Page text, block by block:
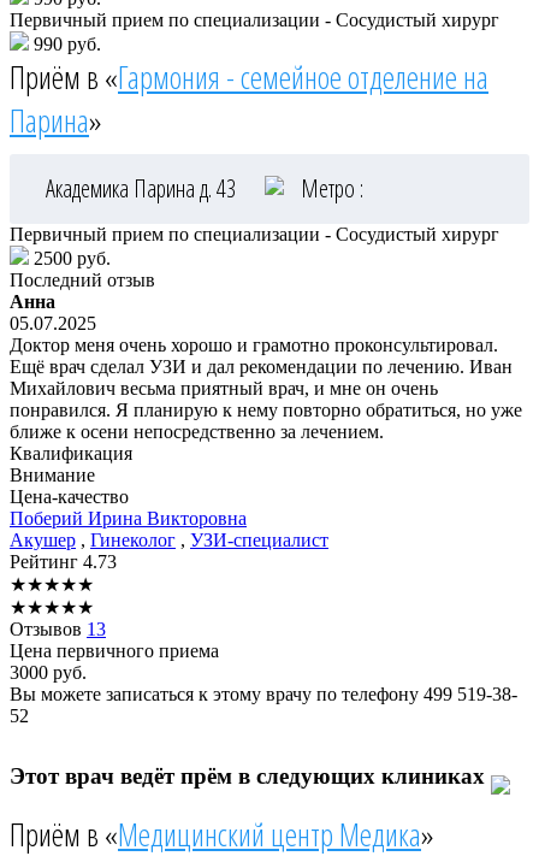
Первичный прием по специализации - Сосудистый хирург
990 руб.
Приём в «Гармония - семейное отделение на
Парина»
Академика Парина д. 43 Метро :
Первичный прием по специализации - Сосудистый хирург
2500 руб.
Последний отзыв
Анна
05.07.2025
Доктор меня очень хорошо и грамотно проконсультировал.
Ещё врач сделал УЗИ и дал рекомендации по лечению. Иван
Михайлович весьма приятный врач, и мне он очень
понравился. Я планирую к нему повторно обратиться, но уже
ближе к осени непосредственно за лечением.
Квалификация
Внимание
Цена-качество
Поберий Ирина Викторовна
Акушер , Гинеколог , УЗИ-специалист
Рейтинг 4.73
★★★★★
★★★★★
Отзывов 13
Цена первичного приема
3000 руб.
Вы можете записаться к этому врачу по телефону 499 519-38-
52
Этот врач ведёт прём в следующих клиниках
Приём в «Медицинский центр Медика»